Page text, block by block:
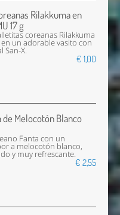
Rilakkuma en
17 g
coreanas Rilakkuma
un adorable vasito con
San-X.
€ 1,00
de Melocotón Blanco
Fanta con un
a melocotón blanco,
y muy refrescante.
€ 2,55